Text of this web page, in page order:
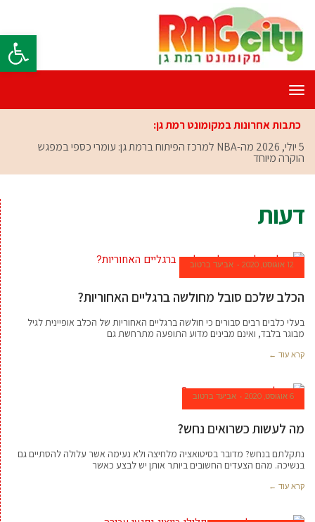
פתח
תפריט
כתבות אחרונות במקומונט רמת גן:
5 יולי, 2026
מה-NBA למרכז הפיתוח ברמת גן: עומרי כספי במפגש
הוקרה מיוחד
דעות
12 אוגוסט, 2020 אביעד ברטוב
הכלב שלכם סובל מחולשה ברגליים האחוריות?
בעלי כלבים רבים סבורים כי חולשה ברגליים האחוריות של הכלב אופיינית לגיל
מבוגר בלבד, ואינם מבינים מדוע התופעה מתרחשת גם
קרא עוד ←
6 אוגוסט, 2020 אביעד ברטוב
מה לעשות כשרואים נחש?
נתקלתם בנחש? מדובר בסיטואציה מלחיצה ולא נעימה אשר עלולה להסתיים גם
בנשיכה. מהם הצעדים החשובים ביותר אותן יש לבצע כאשר
קרא עוד ←